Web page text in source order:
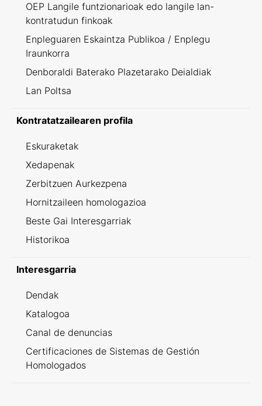
OEP Langile funtzionarioak edo langile lan-
kontratudun finkoak
Enpleguaren Eskaintza Publikoa / Enplegu
Iraunkorra
Denboraldi Baterako Plazetarako Deialdiak
Lan Poltsa
Kontratatzailearen profila
Eskuraketak
Xedapenak
Zerbitzuen Aurkezpena
Hornitzaileen homologazioa
Beste Gai Interesgarriak
Historikoa
Interesgarria
Dendak
Katalogoa
Canal de denuncias
Certificaciones de Sistemas de Gestión
Homologados